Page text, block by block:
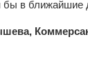
бы в ближайшие